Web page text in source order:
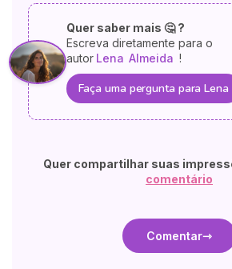
Quer saber mais 🤔 ?
Escreva diretamente para o
autor Lena Almeida !
Faça uma pergunta para Lena
Quer compartilhar suas
comentário
Comentar